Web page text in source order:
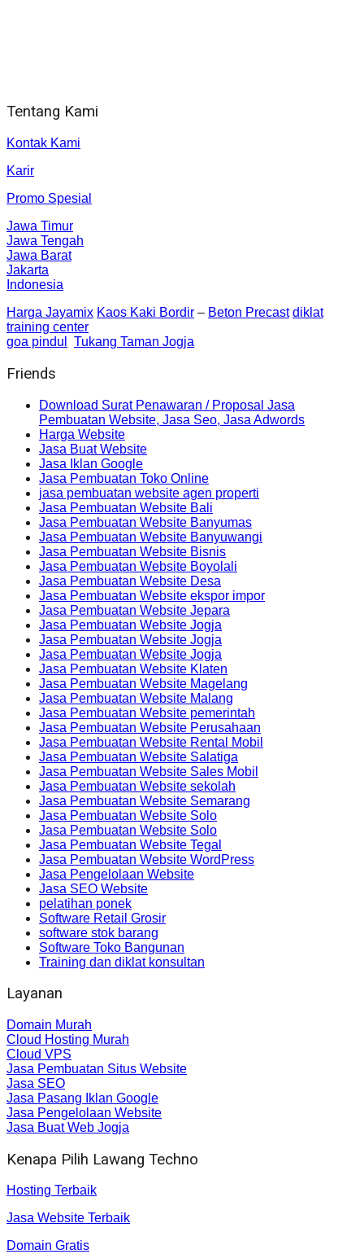
Tentang Kami
Kontak Kami
Karir
Promo Spesial
Jawa Timur
Jawa Tengah
Jawa Barat
Jakarta
Indonesia
Harga Jayamix Kaos Kaki Bordir – Beton Precast diklat
training center
goa pindul
Tukang Taman Jogja
Friends
Download Surat Penawaran / Proposal Jasa
Pembuatan Website, Jasa Seo, Jasa Adwords
Harga Website
Jasa Buat Website
Jasa Iklan Google
Jasa Pembuatan Toko Online
jasa pembuatan website agen properti
Jasa Pembuatan Website Bali
Jasa Pembuatan Website Banyumas
Jasa Pembuatan Website Banyuwangi
Jasa Pembuatan Website Bisnis
Jasa Pembuatan Website Boyolali
Jasa Pembuatan Website Desa
Jasa Pembuatan Website ekspor impor
Jasa Pembuatan Website Jepara
Jasa Pembuatan Website Jogja
Jasa Pembuatan Website Jogja
Jasa Pembuatan Website Jogja
Jasa Pembuatan Website Klaten
Jasa Pembuatan Website Magelang
Jasa Pembuatan Website Malang
Jasa Pembuatan Website pemerintah
Jasa Pembuatan Website Perusahaan
Jasa Pembuatan Website Rental Mobil
Jasa Pembuatan Website Salatiga
Jasa Pembuatan Website Sales Mobil
Jasa Pembuatan Website sekolah
Jasa Pembuatan Website Semarang
Jasa Pembuatan Website Solo
Jasa Pembuatan Website Solo
Jasa Pembuatan Website Tegal
Jasa Pembuatan Website WordPress
Jasa Pengelolaan Website
Jasa SEO Website
pelatihan ponek
Software Retail Grosir
software stok barang
Software Toko Bangunan
Training dan diklat konsultan
Layanan
Domain Murah
Cloud Hosting Murah
Cloud VPS
Jasa Pembuatan Situs Website
Jasa SEO
Jasa Pasang Iklan Google
Jasa Pengelolaan Website
Jasa Buat Web Jogja
Kenapa Pilih Lawang Techno
Hosting Terbaik
Jasa Website Terbaik
Domain Gratis